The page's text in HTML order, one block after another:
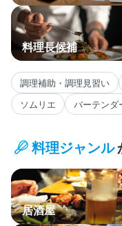
料理長候補
調理補助・調理見習い
ソムリエ
バーテンダ
料理ジャンル
居酒屋